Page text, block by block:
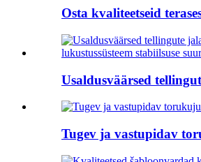
Osta kvaliteetseid
Usaldusväärsed
Tugev ja vastupidav